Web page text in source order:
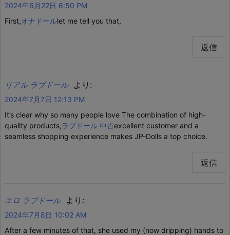
2024年6月22日 6:50 PM
First,オナドールlet me tell you that,
返信
リアル ラブドール より:
2024年7月7日 12:13 PM
It’s clear why so many people love The combination of high-
quality products,ラブドール 中古excellent customer and a
seamless shopping experience makes JP-Dolls a top choice.
返信
エロ ラブドール より:
2024年7月8日 10:02 AM
After a few minutes of that, she used my (now dripping) hands to